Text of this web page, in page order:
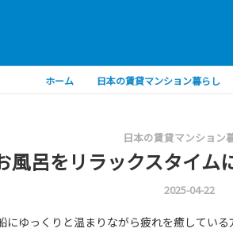
ホーム 日本の賃貸マンション暮らし
日本の賃貸マンション
風呂をリラックスタイ
2025-04-22
にゆっくりと温まりながら疲れを癒してい